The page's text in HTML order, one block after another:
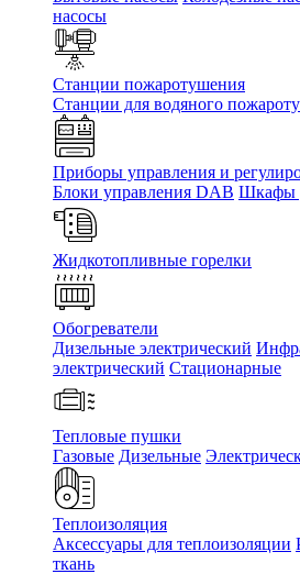
насосы
Станции пожаротушения
Станции для водяного
Приборы управления и
Блоки управления DAB Шкафы
Жидкотопливные горелки
Обогреватели
Дизельные электрический
электрический Стационарные
Тепловые пушки
Газовые Дизельные
Теплоизоляция
Аксессуары для теплоизоляции
ткань